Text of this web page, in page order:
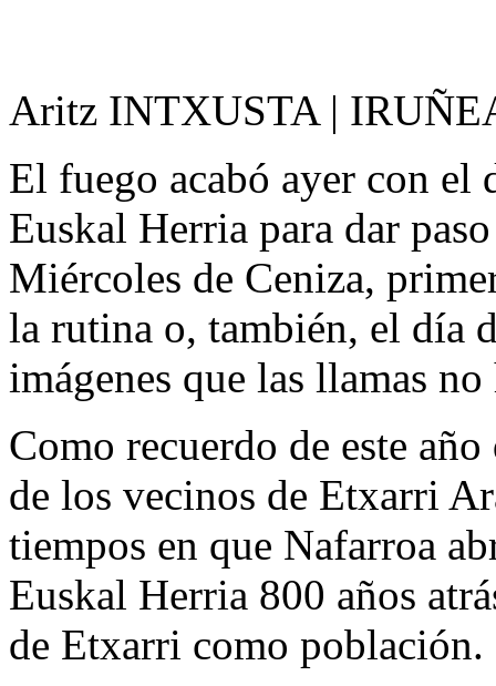
Aritz INTXUSTA |
El fuego acabó ayer con el
Euskal Herria para dar
Miércoles de Ceniza,
la rutina o, también, el día
imágenes que las llamas
Como recuerdo de este
de los vecinos de Etxarri
tiempos en que Nafarroa
Euskal Herria 800 años
de Etxarri como población.